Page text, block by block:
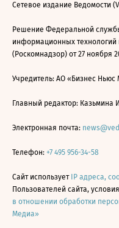
Сетевое издание Ведомости
Решение Федеральной
информационных
(Роскомнадзор) от 27 ноября
Учредитель: АО «Бизнес Ньюс
Главный редактор: Казьмина
Электронная почта:
Телефон: +7 495 956-34-58
Сайт использует IP адреса,
Пользователей сайта,
в отношении обработки
Медиа»